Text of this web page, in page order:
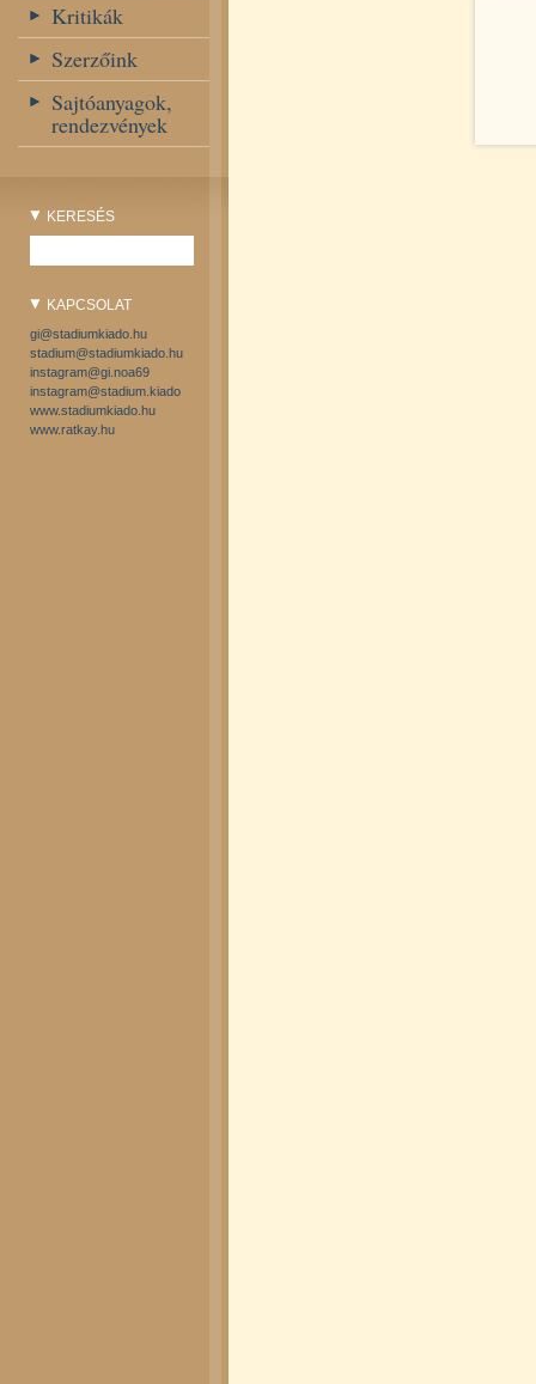
Kritikák
Szerzőink
Sajtóanyagok,
rendezvények
KERESÉS
KAPCSOLAT
gi@stadiumkiado.hu
stadium@stadiumkiado.hu
instagram@gi.noa69
instagram@stadium.kiado
www.stadiumkiado.hu
www.ratkay.hu